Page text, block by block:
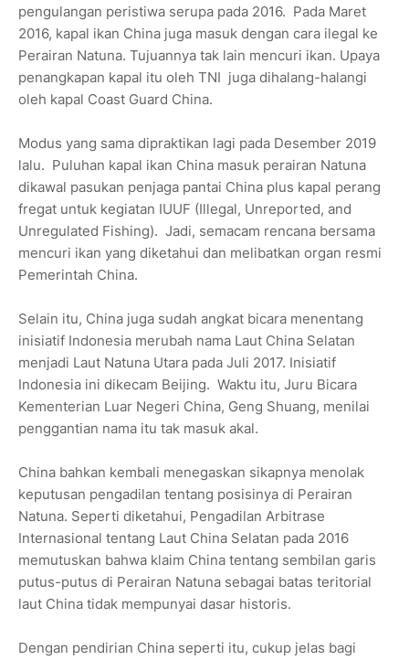
pengulangan peristiwa serupa pada 2016. Pada Maret
2016, kapal ikan China juga masuk dengan cara ilegal ke
Perairan Natuna. Tujuannya tak lain mencuri ikan. Upaya
penangkapan kapal itu oleh TNI juga dihalang-halangi
oleh kapal Coast Guard China.
Modus yang sama dipraktikan lagi pada Desember 2019
lalu. Puluhan kapal ikan China masuk perairan Natuna
dikawal pasukan penjaga pantai China plus kapal perang
fregat untuk kegiatan IUUF (Illegal, Unreported, and
Unregulated Fishing). Jadi, semacam rencana bersama
mencuri ikan yang diketahui dan melibatkan organ resmi
Pemerintah China.
Selain itu, China juga sudah angkat bicara menentang
inisiatif Indonesia merubah nama Laut China Selatan
menjadi Laut Natuna Utara pada Juli 2017. Inisiatif
Indonesia ini dikecam Beijing. Waktu itu, Juru Bicara
Kementerian Luar Negeri China, Geng Shuang, menilai
penggantian nama itu tak masuk akal.
China bahkan kembali menegaskan sikapnya menolak
keputusan pengadilan tentang posisinya di Perairan
Natuna. Seperti diketahui, Pengadilan Arbitrase
Internasional tentang Laut China Selatan pada 2016
memutuskan bahwa klaim China tentang sembilan garis
putus-putus di Perairan Natuna sebagai batas teritorial
laut China tidak mempunyai dasar historis.
Dengan pendirian China seperti itu, cukup jelas bagi